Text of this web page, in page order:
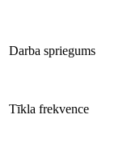
Darba spriegums
Tīkla frekvence